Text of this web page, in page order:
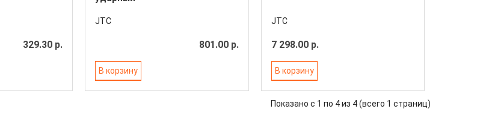
329.30 р.
JTC
801.00 р.
В корзину
JTC
7 298.00 р.
В корзину
Показано с 1 по 4 из 4 (всего 1 страниц)